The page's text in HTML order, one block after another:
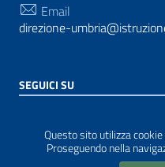
Questo sito utilizza
Proseguendo nella
Email
direzione-
SEGUICI SU
WordPress
|Tema